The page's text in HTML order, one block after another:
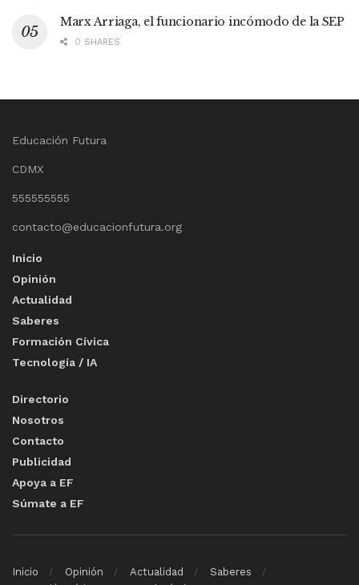
Marx Arriaga, el funcionario incómodo de la SEP
0 SHARES
Educación Futura
CDMX
555555555
contacto@educacionfutura.org
Inicio
Opinión
Actualidad
Saberes
Formación Cívica
Tecnología / IA
Directorio
Nosotros
Contacto
Publicidad
Apoya a EF
Súmate a EF
Inicio Opinión Actualidad
Saberes